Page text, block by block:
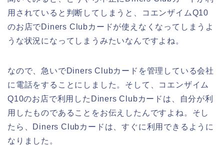
用されていると判断してしまうと、コエンザイムQ10
のお店でDiners Clubカードが使えなくなってしまうよ
うな状況になってしまうみたいなんですよね。
なので、急いでDiners Clubカードを管理している会社
に電話をすることにしました。そして、コエンザイム
Q10のお店で利用したDiners Clubカードは、自分が利
用したものであることをお伝えしたんですよね。そし
たら、Diners Clubカードは、すぐに利用できるように
なりました。